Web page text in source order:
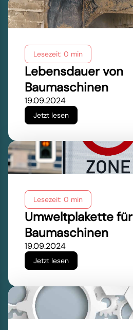
Lesezeit: 0 min
Lebensdauer von
Baumaschinen
19.09.2024
Jetzt lesen
Lesezeit: 0 min
Umweltplakette für
Baumaschinen
19.09.2024
Jetzt lesen